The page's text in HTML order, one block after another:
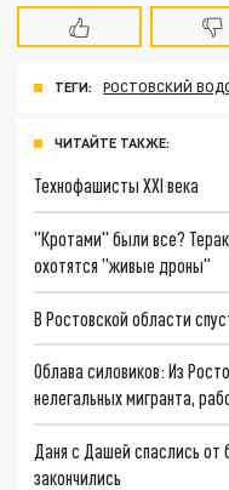
ТЕГИ: РОСТОВСКИЙ
ЧИТАЙТЕ ТАКЖЕ:
Технофашисты XXI века
"Кротами" были все?
охотятся "живые дроны"
В Ростовской области
Облава силовиков: Из
нелегальных мигранта,
Даня с Дашей спаслись от
закончились